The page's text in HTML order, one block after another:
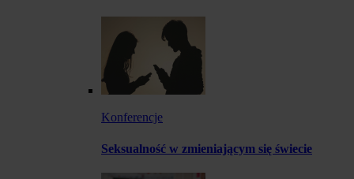
Konferencje
Seksualność w zmieniającym się świecie